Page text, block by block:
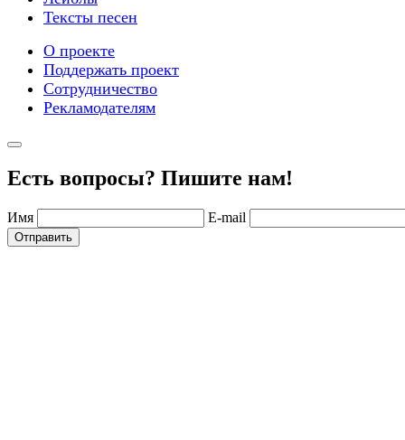
Тексты песен
О проекте
Поддержать проект
Сотрудничество
Рекламодателям
Есть вопросы? Пишите нам!
Имя E-mail